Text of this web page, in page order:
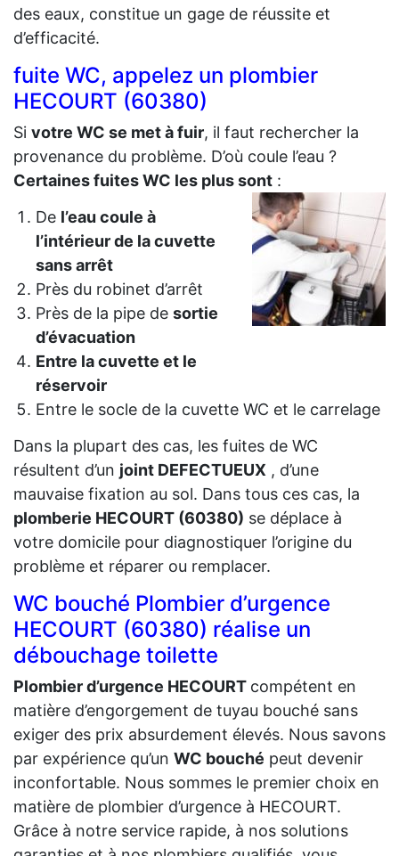
des eaux, constitue un gage de réussite et
d’efficacité.
fuite WC, appelez un plombier
HECOURT (60380)
Si votre WC se met à fuir, il faut rechercher la
provenance du problème. D’où coule l’eau ?
Certaines fuites WC les plus sont :
De l’eau coule à
l’intérieur de la cuvette
sans arrêt
Près du robinet d’arrêt
Près de la pipe de sortie
d’évacuation
Entre la cuvette et le
réservoir
Entre le socle de la cuvette WC et le carrelage
Dans la plupart des cas, les fuites de WC
résultent d’un joint DEFECTUEUX , d’une
mauvaise fixation au sol. Dans tous ces cas, la
plomberie HECOURT (60380) se déplace à
votre domicile pour diagnostiquer l’origine du
problème et réparer ou remplacer.
WC bouché Plombier d’urgence
HECOURT (60380) réalise un
débouchage toilette
Plombier d’urgence HECOURT compétent en
matière d’engorgement de tuyau bouché sans
exiger des prix absurdement élevés. Nous savons
par expérience qu’un WC bouché peut devenir
inconfortable. Nous sommes le premier choix en
matière de plombier d’urgence à HECOURT.
Grâce à notre service rapide, à nos solutions